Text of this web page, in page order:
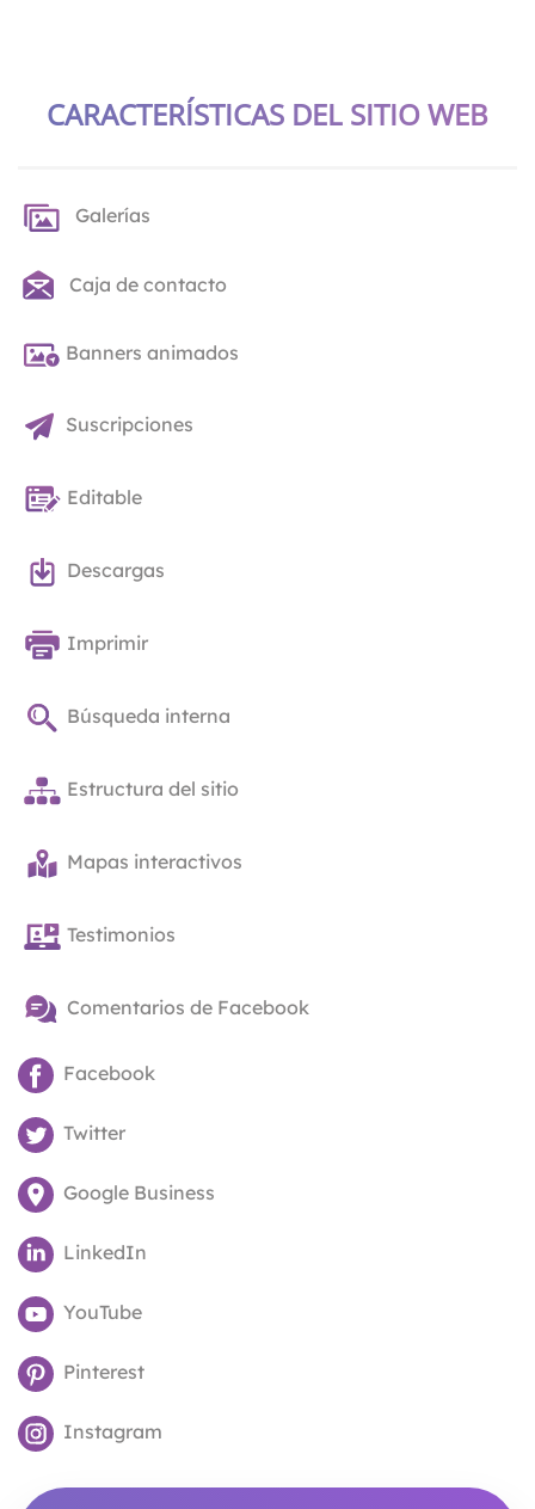
CARACTERÍSTICAS DEL SITIO WEB
Galerías
Caja de contacto
Banners animados
Suscripciones
Editable
Descargas
Imprimir
Búsqueda interna
Estructura del sitio
Mapas interactivos
Testimonios
Comentarios de Facebook
Facebook
Twitter
Google Business
LinkedIn
YouTube
Pinterest
Instagram